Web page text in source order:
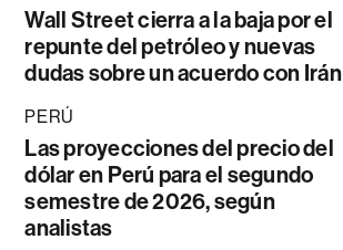
Wall Street cierra a la baja por el
repunte del petróleo y nuevas
dudas sobre un acuerdo con Irán
PERÚ
Las proyecciones del precio del
dólar en Perú para el segundo
semestre de 2026, según
analistas